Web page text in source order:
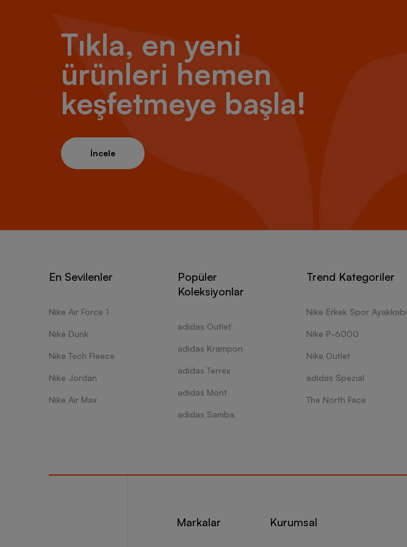
Tıkla, en yeni
ürünleri hemen
keşfetmeye başla!
İncele
En Sevilenler
Nike Air Force 1
Nike Dunk
Nike Tech Fleece
Nike Jordan
Nike Air Max
Popüler
Koleksiyonlar
adidas Outlet
adidas Krampon
adidas Terrex
adidas Mont
adidas Samba
Trend Kategoriler
Nike Erkek Spor Ayakkabı
Nike P-6000
Nike Outlet
adidas Spezial
The North Face
Markalar Kurumsal